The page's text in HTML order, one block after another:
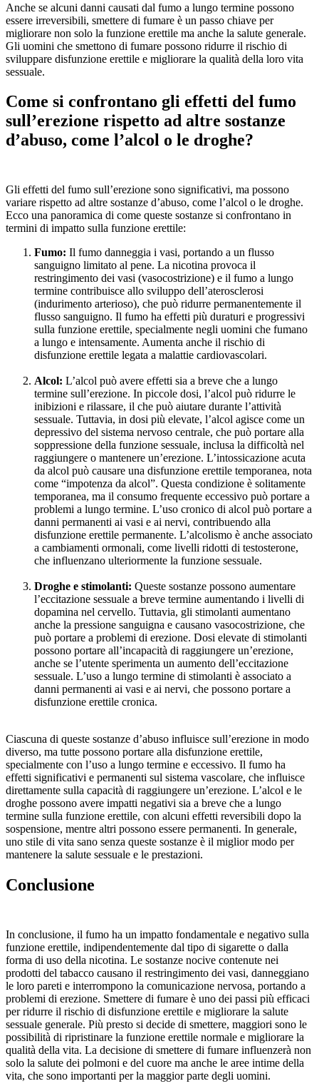
Anche se alcuni danni causati dal fumo a lungo termine possono
essere irreversibili, smettere di fumare è un passo chiave per
migliorare non solo la funzione erettile ma anche la salute generale.
Gli uomini che smettono di fumare possono ridurre il rischio di
sviluppare disfunzione erettile e migliorare la qualità della loro vita
sessuale.
Come si confrontano gli effetti del fumo
sull’erezione rispetto ad altre sostanze
d’abuso, come l’alcol o le droghe?
Gli effetti del fumo sull’erezione sono significativi, ma possono
variare rispetto ad altre sostanze d’abuso, come l’alcol o le droghe.
Ecco una panoramica di come queste sostanze si confrontano in
termini di impatto sulla funzione erettile:
Fumo: Il fumo danneggia i vasi, portando a un flusso
sanguigno limitato al pene. La nicotina provoca il
restringimento dei vasi (vasocostrizione) e il fumo a lungo
termine contribuisce allo sviluppo dell’aterosclerosi
(indurimento arterioso), che può ridurre permanentemente il
flusso sanguigno. Il fumo ha effetti più duraturi e progressivi
sulla funzione erettile, specialmente negli uomini che fumano
a lungo e intensamente. Aumenta anche il rischio di
disfunzione erettile legata a malattie cardiovascolari.
Alcol: L’alcol può avere effetti sia a breve che a lungo
termine sull’erezione. In piccole dosi, l’alcol può ridurre le
inibizioni e rilassare, il che può aiutare durante l’attività
sessuale. Tuttavia, in dosi più elevate, l’alcol agisce come un
depressivo del sistema nervoso centrale, che può portare alla
soppressione della funzione sessuale, inclusa la difficoltà nel
raggiungere o mantenere un’erezione. L’intossicazione acuta
da alcol può causare una disfunzione erettile temporanea, nota
come “impotenza da alcol”. Questa condizione è solitamente
temporanea, ma il consumo frequente eccessivo può portare a
problemi a lungo termine. L’uso cronico di alcol può portare a
danni permanenti ai vasi e ai nervi, contribuendo alla
disfunzione erettile permanente. L’alcolismo è anche associato
a cambiamenti ormonali, come livelli ridotti di testosterone,
che influenzano ulteriormente la funzione sessuale.
Droghe e stimolanti: Queste sostanze possono aumentare
l’eccitazione sessuale a breve termine aumentando i livelli di
dopamina nel cervello. Tuttavia, gli stimolanti aumentano
anche la pressione sanguigna e causano vasocostrizione, che
può portare a problemi di erezione. Dosi elevate di stimolanti
possono portare all’incapacità di raggiungere un’erezione,
anche se l’utente sperimenta un aumento dell’eccitazione
sessuale. L’uso a lungo termine di stimolanti è associato a
danni permanenti ai vasi e ai nervi, che possono portare a
disfunzione erettile cronica.
Ciascuna di queste sostanze d’abuso influisce sull’erezione in modo
diverso, ma tutte possono portare alla disfunzione erettile,
specialmente con l’uso a lungo termine e eccessivo. Il fumo ha
effetti significativi e permanenti sul sistema vascolare, che influisce
direttamente sulla capacità di raggiungere un’erezione. L’alcol e le
droghe possono avere impatti negativi sia a breve che a lungo
termine sulla funzione erettile, con alcuni effetti reversibili dopo la
sospensione, mentre altri possono essere permanenti. In generale,
uno stile di vita sano senza queste sostanze è il miglior modo per
mantenere la salute sessuale e le prestazioni.
Conclusione
In conclusione, il fumo ha un impatto fondamentale e negativo sulla
funzione erettile, indipendentemente dal tipo di sigarette o dalla
forma di uso della nicotina. Le sostanze nocive contenute nei
prodotti del tabacco causano il restringimento dei vasi, danneggiano
le loro pareti e interrompono la comunicazione nervosa, portando a
problemi di erezione. Smettere di fumare è uno dei passi più efficaci
per ridurre il rischio di disfunzione erettile e migliorare la salute
sessuale generale. Più presto si decide di smettere, maggiori sono le
possibilità di ripristinare la funzione erettile normale e migliorare la
qualità della vita. La decisione di smettere di fumare influenzerà non
solo la salute dei polmoni e del cuore ma anche le aree intime della
vita, che sono importanti per la maggior parte degli uomini.